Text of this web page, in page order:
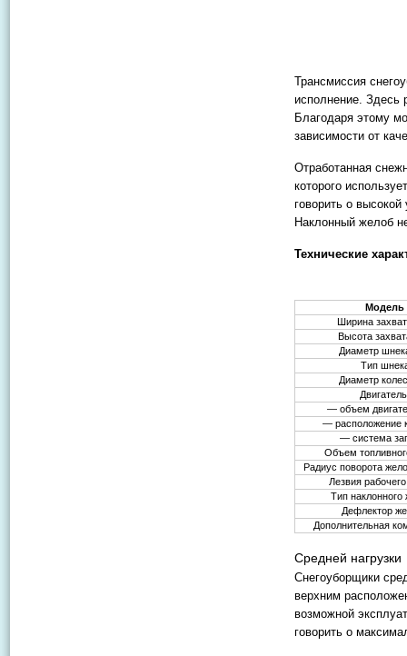
Трансмиссия
исполнение. Здесь
Благодаря этому
зависимости от
Отработанная
которого
говорить о
Наклонный желоб
Технические
Модель
Ширина
Высота
Диаметр
Тип
Диаметр
— объем
— расположение
— система
Объем
Радиус поворота
Лезвия
Тип наклонного
Дефлектор
Дополнительная
Средней нагрузки
Снегоуборщики
верхним
возможной
говорить о